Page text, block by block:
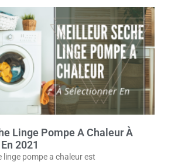
Linge Pompe A Chaleur À
2021
linge pompe a chaleur est